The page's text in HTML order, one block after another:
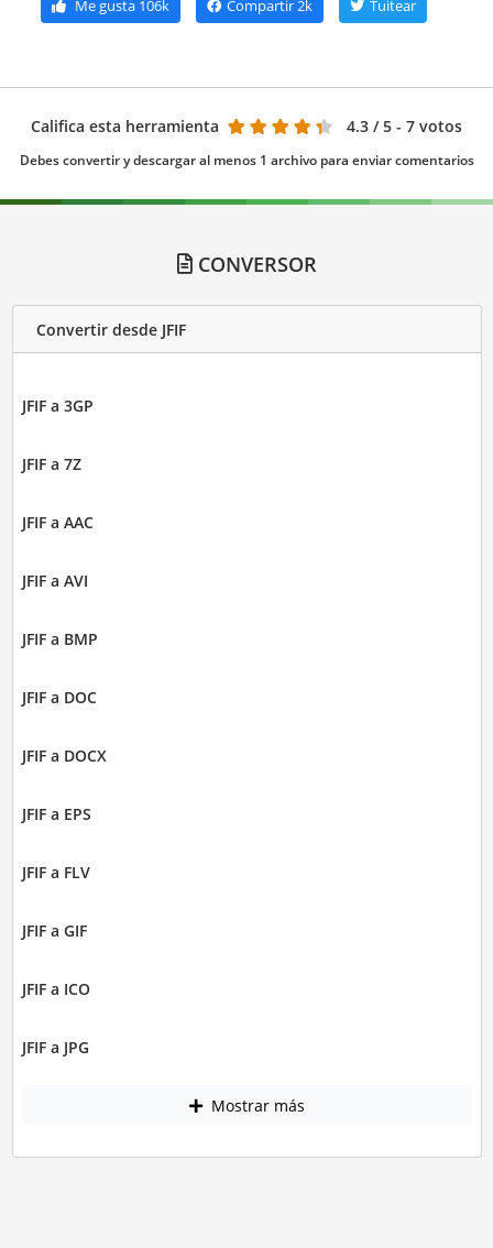
Me gusta106k Compartir2k Tuitear
Califica esta herramienta 4.3 / 5 - 7 votos
Debes convertir y descargar al menos 1 archivo para enviar comentarios
CONVERSOR
Convertir desde JFIF
JFIF a 3GP
JFIF a 7Z
JFIF a AAC
JFIF a AVI
JFIF a BMP
JFIF a DOC
JFIF a DOCX
JFIF a EPS
JFIF a FLV
JFIF a GIF
JFIF a ICO
JFIF a JPG
Mostrar más